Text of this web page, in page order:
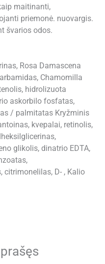
maitinanti,
priemonė. nuovargis.
švarios odos.
Rosa Damascena
Chamomilla
hidrolizuota
askorbilo fosfatas,
/ palmitatas Kryžminis
kvepalai, retinolis,
glikolis, dinatrio EDTA,
citrimonelilas, D- , Kalio